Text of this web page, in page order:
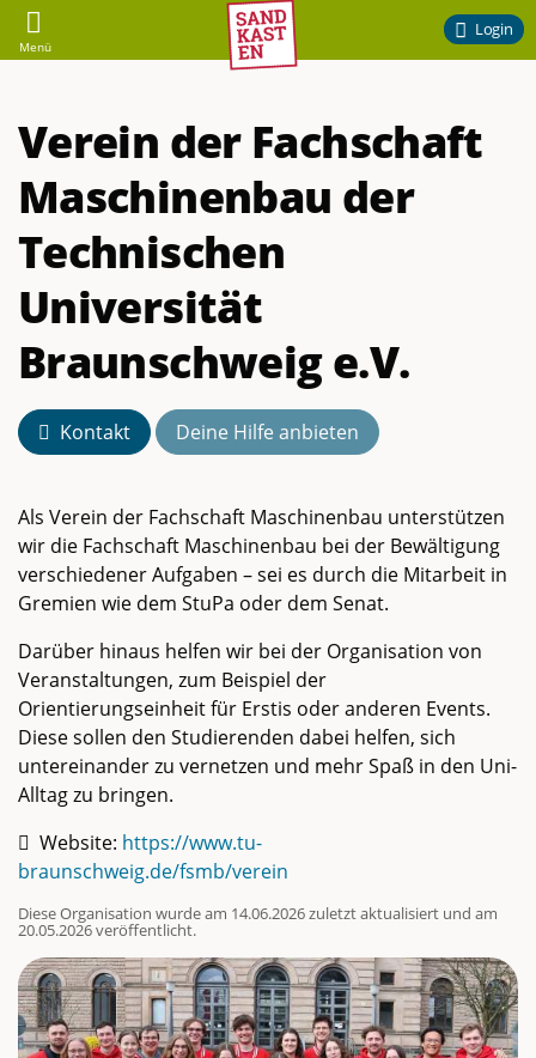
Sandkasten
Ehrenamtliches
Engagement
am
Campus
der
TU
Braunschweig
Menü
Login
Verein der Fachschaft
Maschinenbau der
Technischen
Universität
Braunschweig e.V.
Kontakt Deine Hilfe anbieten
Als Verein der Fachschaft Maschinenbau unterstützen
wir die Fachschaft Maschinenbau bei der Bewältigung
verschiedener Aufgaben – sei es durch die Mitarbeit in
Gremien wie dem StuPa oder dem Senat.
Darüber hinaus helfen wir bei der Organisation von
Veranstaltungen, zum Beispiel der
Orientierungseinheit für Erstis oder anderen Events.
Diese sollen den Studierenden dabei helfen, sich
untereinander zu vernetzen und mehr Spaß in den Uni-
Alltag zu bringen.
Website: https://www.tu-
braunschweig.de/fsmb/verein
Diese Organisation wurde am 14.06.2026 zuletzt aktualisiert und am
20.05.2026 veröffentlicht.